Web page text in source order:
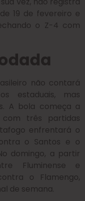
19 de fevereiro e
o Z-4 com
não contará
estaduais, mas
A bola começa a
com três partidas
enfrentará o
o Santos e o
domingo, a partir
Fluminense e
o Flamengo,
de semana.